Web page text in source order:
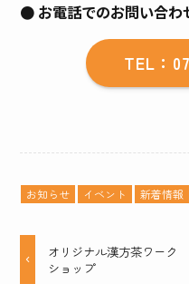
● お電話でのお問い合わ
TEL：
お知らせ イベント 新着情報
オリジナル漢方茶ワーク
ショップ